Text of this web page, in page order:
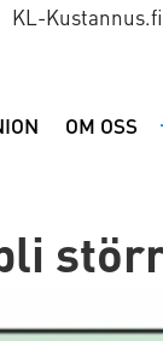
KL-Kustannus.fi
OM OSS